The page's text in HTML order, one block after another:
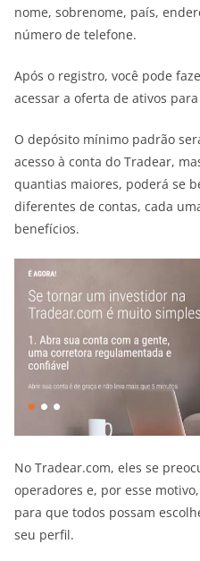
nome, sobrenome, país,
número de telefone.
Após o registro, você pode
acessar a oferta de ativos
O depósito mínimo padrão
acesso à conta do Tradear,
quantias maiores, poderá se
diferentes de contas, cada
benefícios.
No Tradear.com, eles se
operadores e, por esse
para que todos possam
seu perfil.